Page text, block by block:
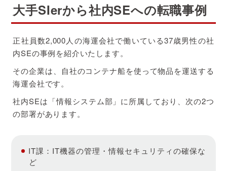
大手SIerから社内SEへの転職事例
正社員数2,000人の海運会社で働いている37歳男性の社
内SEの事例を紹介いたします。
その企業は、自社のコンテナ船を使って物品を運送する
海運会社です。
社内SEは「情報システム部」に所属しており、次の2つ
の部署があります。
IT課：IT機器の管理・情報セキュリティの確保な
ど